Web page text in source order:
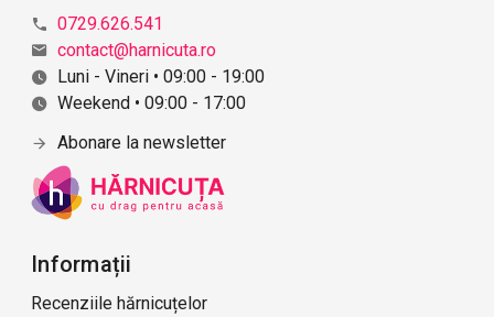
0729.626.541
contact@harnicuta.ro
Luni - Vineri • 09:00 - 19:00
Weekend • 09:00 - 17:00
Abonare la newsletter
Informații
Recenziile hărnicuțelor